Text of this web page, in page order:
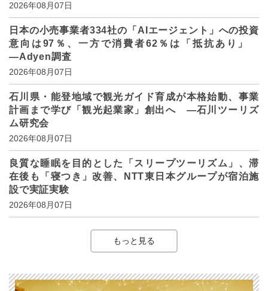
2026年08月07日
日本の小売事業者334社の「AIエージェント」への投資
意向は97％、一方で消費者62％は「抵抗あり」
―Adyen調査
2026年08月07日
石川県・能登地域で観光ガイド育成が本格始動、事業
計画まで学び「観光起業家」創出へ ―石川ツーリズ
ム研究会
2026年08月07日
良質な睡眠を目的とした「スリープツーリズム」、滞
在後も「寝つき」改善、NTT東日本グループが宿泊施
設で実証実験
2026年08月07日
もっと見る